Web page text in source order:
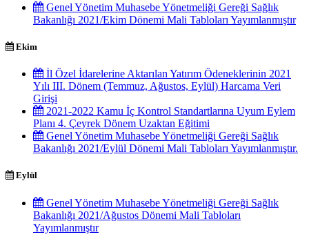
Genel Yönetim Muhasebe Yönetmeliği Gereği Sağlık
Bakanlığı 2021/Ekim Dönemi Mali Tabloları Yayımlanmıştır
Ekim
İl Özel İdarelerine Aktarılan Yatırım Ödeneklerinin 2021
Yılı III. Dönem (Temmuz, Ağustos, Eylül) Harcama Veri
Girişi
2021-2022 Kamu İç Kontrol Standartlarına Uyum Eylem
Planı 4. Çeyrek Dönem Uzaktan Eğitimi
Genel Yönetim Muhasebe Yönetmeliği Gereği Sağlık
Bakanlığı 2021/Eylül Dönemi Mali Tabloları Yayımlanmıştır.
Eylül
Genel Yönetim Muhasebe Yönetmeliği Gereği Sağlık
Bakanlığı 2021/Ağustos Dönemi Mali Tabloları
Yayımlanmıştır